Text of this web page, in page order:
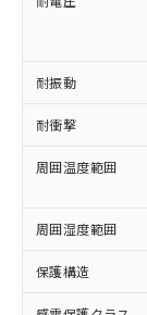
耐振動
耐衝撃
周囲温度範囲
周囲湿度範囲
保護構造
むを
六価ク
類(PBB)
(PBDE)
ル)
ルベンジ
（DBP
適用除外
フタル
図的な使
「－
*中国
Pb(鉛)
Cr(Ⅵ)(六
DBP(フタ
イソブ
DEHP(フ
※2 環
当